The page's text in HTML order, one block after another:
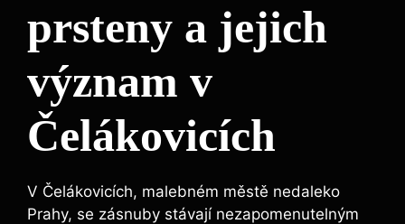
prsteny a jejich
význam v
Čelákovicích
V Čelákovicích, malebném městě nedaleko
Prahy, se zásnuby stávají nezapomenutelným